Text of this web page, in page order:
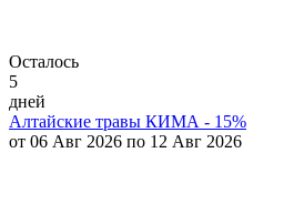
Осталось
5
дней
Алтайские травы КИМА - 15%
от 06 Авг 2026 по 12 Авг 2026